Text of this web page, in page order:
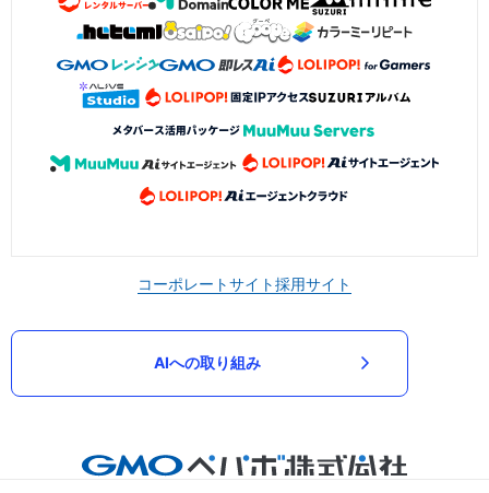
コーポレートサイト採用サイト
AIへの取り組み